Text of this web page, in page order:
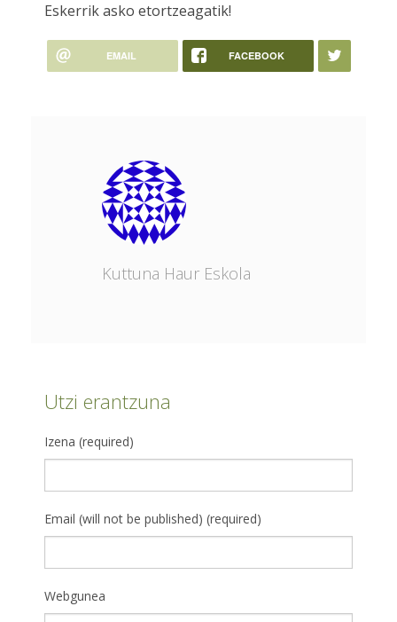
Eskerrik asko etortzeagatik!
EMAIL FACEBOOK
Kuttuna Haur Eskola
Utzi erantzuna
Izena (required)
Email (will not be published) (required)
Webgunea